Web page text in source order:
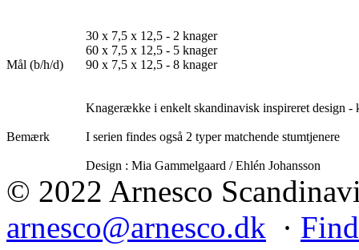
Mål (b/h/d)
30 x 7,5 x 12,5 - 2 knager
60 x 7,5 x 12,5 - 5 knager
90 x 7,5 x 12,5 - 8 knager
Bemærk
Knagerække i enkelt skandinavisk inspireret design -
I serien findes også 2 typer matchende stumtjenere
Design : Mia Gammelgaard / Ehlén Johansson
© 2022 Arnesco
arnesco@arnesco.dk ·